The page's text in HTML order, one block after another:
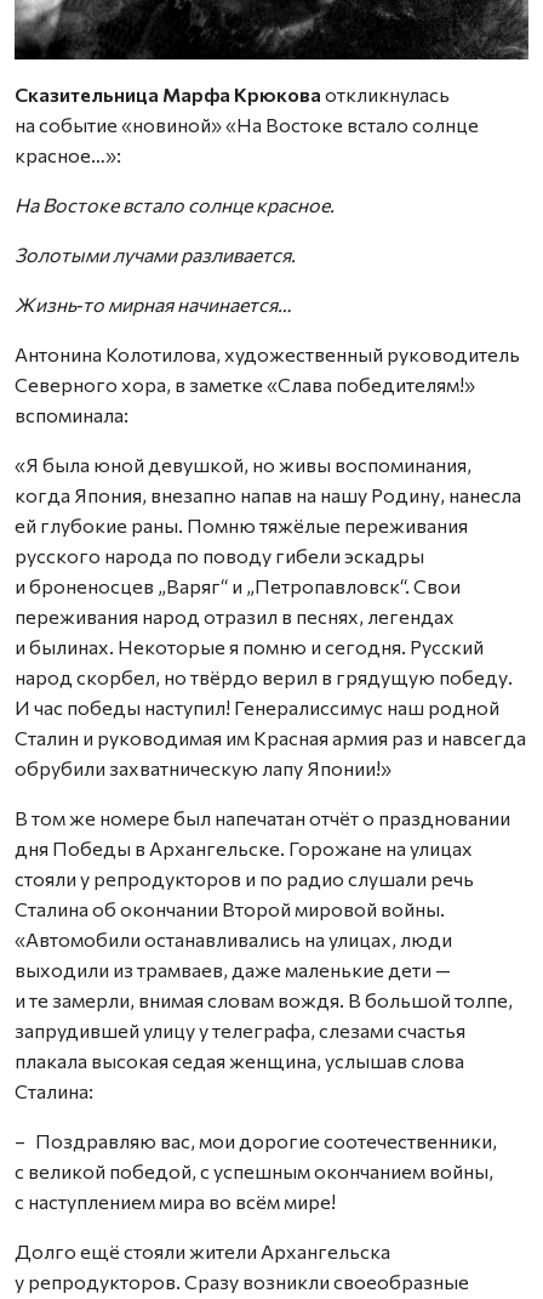
Сказительница Марфа Крюкова откликнулась
на событие «новиной» «На Востоке встало солнце
красное…»:
На Востоке встало солнце красное.
Золотыми лучами разливается.
Жизнь‑то мирная начинается…
Антонина Колотилова, художественный руководитель
Северного хора, в заметке «Слава победителям!»
вспоминала:
«Я была юной девушкой, но живы воспоминания,
когда Япония, внезапно напав на нашу Родину, нанесла
ей глубокие раны. Помню тяжёлые переживания
русского народа по поводу гибели эскадры
и броненосцев „Варяг“ и „Петропавловск“. Свои
переживания народ отразил в песнях, легендах
и былинах. Некоторые я помню и сегодня. Русский
народ скорбел, но твёрдо верил в грядущую победу.
И час победы наступил! Генералиссимус наш родной
Сталин и руководимая им Красная армия раз и навсегда
обрубили захватническую лапу Японии!»
В том же номере был напечатан отчёт о праздновании
дня Победы в Архангельске. Горожане на улицах
стояли у репродукторов и по радио слушали речь
Сталина об окончании Второй мировой войны.
«Автомобили останавливались на улицах, люди
выходили из трамваев, даже маленькие дети —
и те замерли, внимая словам вождя. В большой толпе,
запрудившей улицу у телеграфа, слезами счастья
плакала высокая седая женщина, услышав слова
Сталина:
– Поздравляю вас, мои дорогие соотечественники,
с великой победой, с успешным окончанием войны,
с наступлением мира во всём мире!
Долго ещё стояли жители Архангельска
у репродукторов. Сразу возникли своеобразные